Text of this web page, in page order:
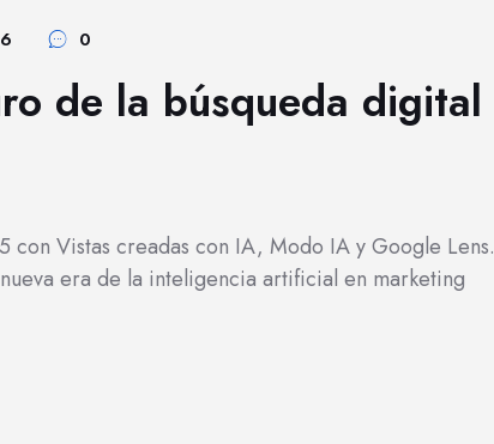
0
de la búsqueda digital
Vistas creadas con IA, Modo IA y Google Lens.
era de la inteligencia artificial en marketing